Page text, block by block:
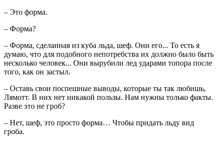
– Это форма.
– Форма?
– Форма, сделанная из куба льда, шеф. Они его... То есть я
думаю, что для подобного непотребства их должно было быть
несколько человек... Они вырубили лед ударами топора после
того, как он застыл.
– Оставь свои поспешные выводы, которые ты так любишь,
Лямотт. В них нет никакой пользы. Нам нужны только факты.
Разве это не гроб?
– Нет, шеф, это просто форма… Чтобы придать льду вид
гроба.